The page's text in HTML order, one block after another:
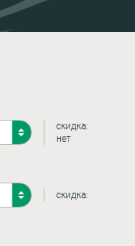
скидка:
нет
скидка: